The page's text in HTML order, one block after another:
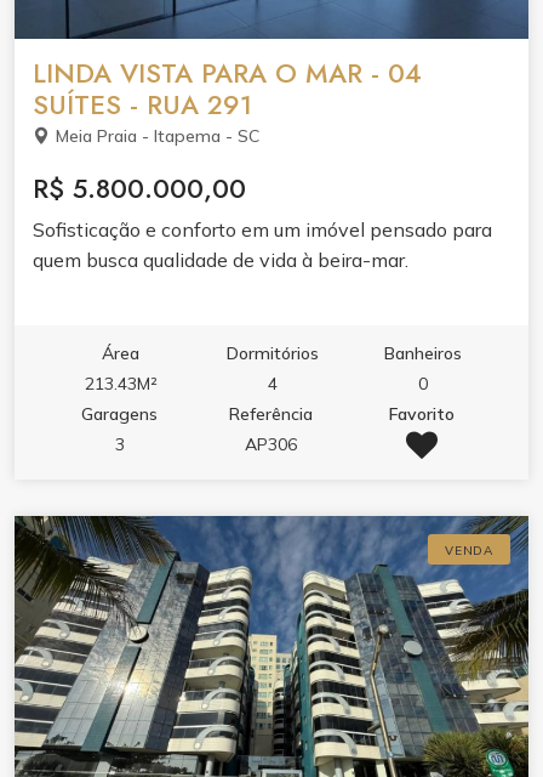
LINDA VISTA PARA O MAR - 04
SUÍTES - RUA 291
Meia Praia - Itapema - SC
R$ 5.800.000,00
Sofisticação e conforto em um imóvel pensado para
quem busca qualidade de vida à beira-mar.
Área
213.43M²
Dormitórios
4
Banheiros
0
Garagens
3
Referência
AP306
Favorito
VENDA